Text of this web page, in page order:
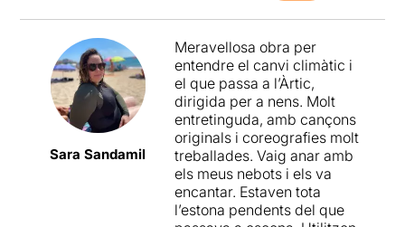
Sara Sandamil
Meravellosa obra per
entendre el canvi climàtic i
el que passa a l’Àrtic,
dirigida per a nens. Molt
entretinguda, amb cançons
originals i coreografies molt
treballades. Vaig anar amb
els meus nebots i els va
encantar. Estaven tota
l’estona pendents del que